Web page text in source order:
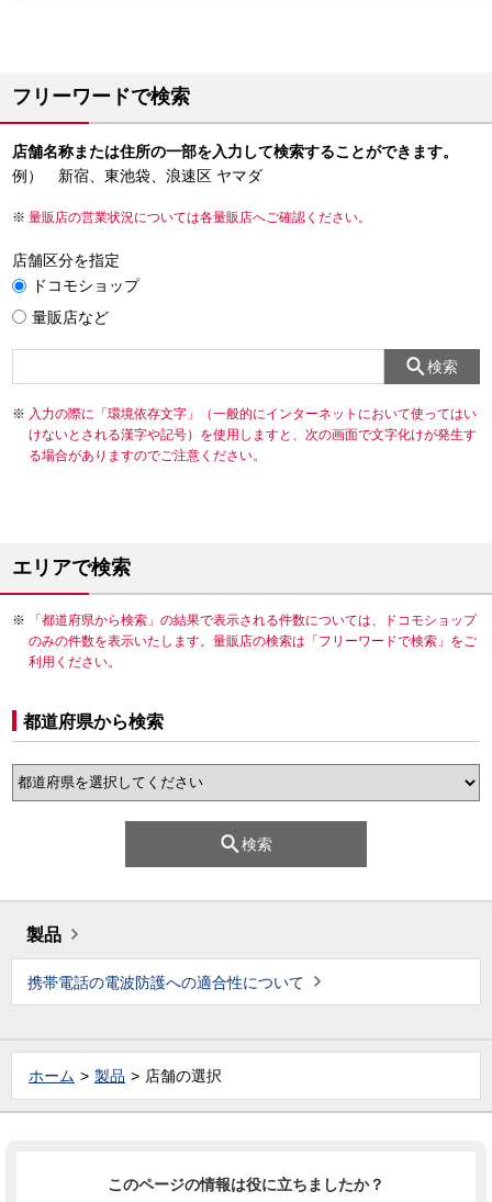
フリーワードで検索
店舗名称または住所の一部を入力して検索することができます。
例） 新宿、東池袋、浪速区 ヤマダ
量販店の営業状況については各量販店へご確認ください。
店舗区分を指定
ドコモショップ
量販店など
検索
入力の際に「環境依存文字」（一般的にインターネットにおいて使ってはい
けないとされる漢字や記号）を使用しますと、次の画面で文字化けが発生す
る場合がありますのでご注意ください。
エリアで検索
「都道府県から検索」の結果で表示される件数については、ドコモショップ
のみの件数を表示いたします。量販店の検索は「フリーワードで検索」をご
利用ください。
都道府県から検索
検索
製品
携帯電話の電波防護への適合性について
ホーム 製品 店舗の選択
このページの情報は役に立ちましたか？